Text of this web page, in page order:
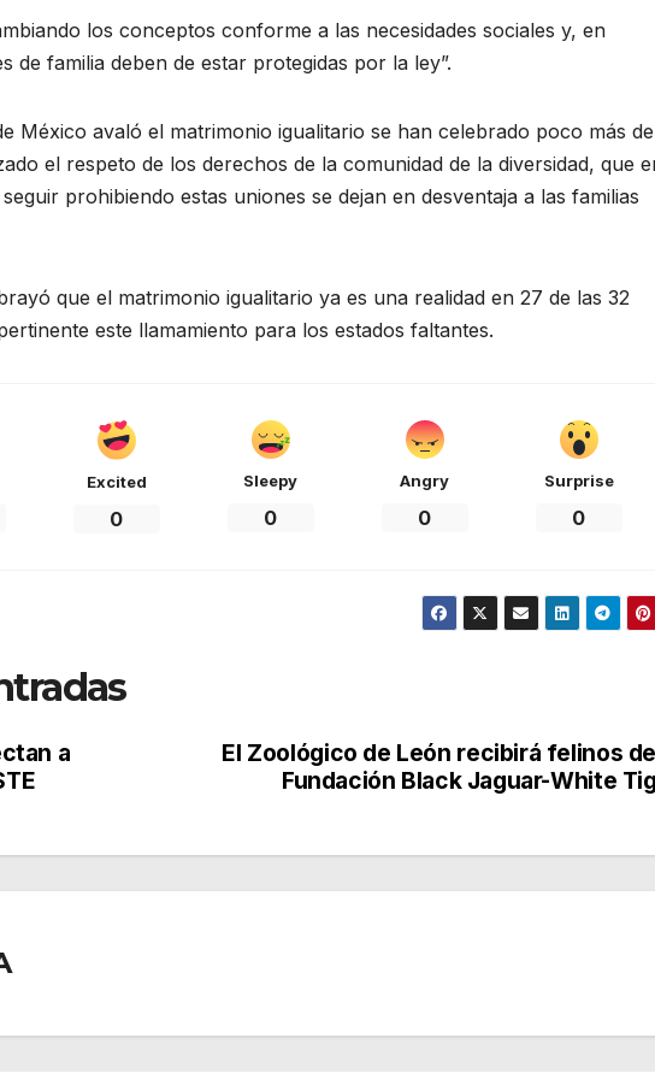
los conceptos conforme a las necesidades sociales y, en
de familia deben de estar protegidas por la ley”.
México avaló el matrimonio igualitario se han celebrado poco más de
el respeto de los derechos de la comunidad de la diversidad, que
prohibiendo estas uniones se dejan en desventaja a las familias
que el matrimonio igualitario ya es una realidad en 27 de las 32
este llamamiento para los estados faltantes.
Excited
0
Sleepy
0
Angry
0
Surprise
0
El Zoológico de León recibirá felinos
Fundación Black Jaguar-White
a